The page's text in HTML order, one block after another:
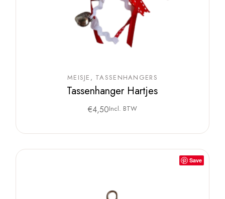
MEISJE TASSENHANGERS
Tassenhanger Hartjes
€4,50Incl. BTW
Save